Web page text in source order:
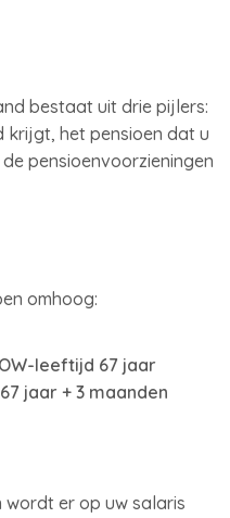
bestaat uit drie pijlers:
krijgt, het pensioen dat u
pensioenvoorzieningen
omhoog:
leeftijd 67 jaar
jaar + 3 maanden
er op uw salaris